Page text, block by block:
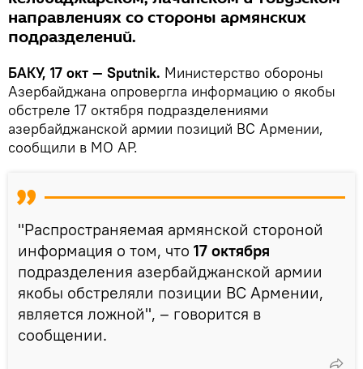
направлениях со стороны армянских
подразделений.
БАКУ, 17 окт — Sputnik. Министерство обороны
Азербайджана опровергла информацию о якобы
обстреле 17 октября подразделениями
азербайджанской армии позиций ВС Армении,
сообщили в МО АР.
"Распространяемая армянской стороной
информация о том, что 17 октября
подразделения азербайджанской армии
якобы обстреляли позиции ВС Армении,
является ложной", – говорится в
сообщении.